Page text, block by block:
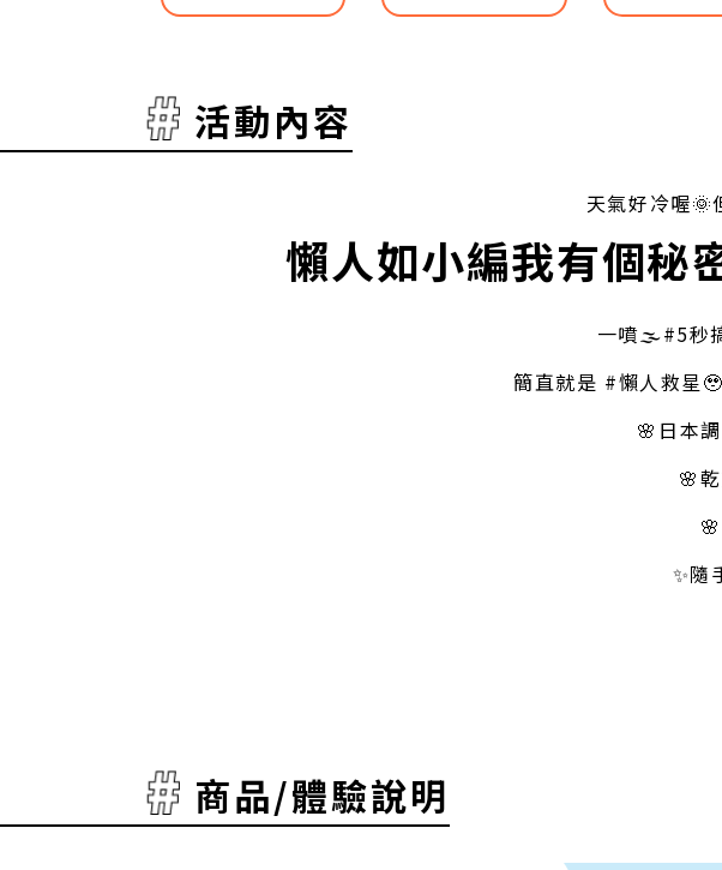
活動內容
天氣好冷喔🌞
懶人如小編我有個秘
一噴🌫️#5秒
簡直就是 #懶人救星
🌸日本
🌸
✨隨
商品/體驗說明